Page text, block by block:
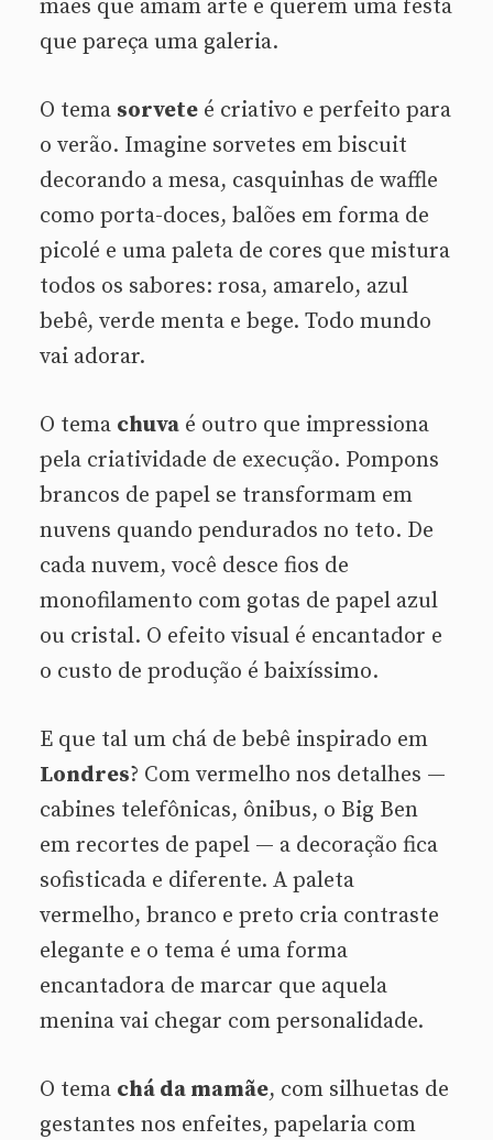
mães que amam arte e querem uma festa
que pareça uma galeria.
O tema sorvete é criativo e perfeito para
o verão. Imagine sorvetes em biscuit
decorando a mesa, casquinhas de waffle
como porta-doces, balões em forma de
picolé e uma paleta de cores que mistura
todos os sabores: rosa, amarelo, azul
bebê, verde menta e bege. Todo mundo
vai adorar.
O tema chuva é outro que impressiona
pela criatividade de execução. Pompons
brancos de papel se transformam em
nuvens quando pendurados no teto. De
cada nuvem, você desce fios de
monofilamento com gotas de papel azul
ou cristal. O efeito visual é encantador e
o custo de produção é baixíssimo.
E que tal um chá de bebê inspirado em
Londres? Com vermelho nos detalhes —
cabines telefônicas, ônibus, o Big Ben
em recortes de papel — a decoração fica
sofisticada e diferente. A paleta
vermelho, branco e preto cria contraste
elegante e o tema é uma forma
encantadora de marcar que aquela
menina vai chegar com personalidade.
O tema chá da mamãe, com silhuetas de
gestantes nos enfeites, papelaria com